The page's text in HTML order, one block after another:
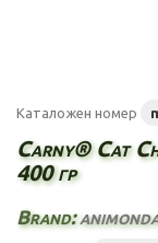
Каталожен номер
Carny® Cat
400 гр
Brand: